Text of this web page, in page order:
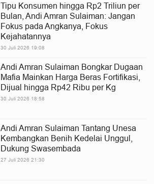
Tipu Konsumen hingga Rp2 Triliun per
Bulan, Andi Amran Sulaiman: Jangan
Fokus pada Angkanya, Fokus
Kejahatannya
30 Juli 2026 19:08
Andi Amran Sulaiman Bongkar Dugaan
Mafia Mainkan Harga Beras Fortifikasi,
Dijual hingga Rp42 Ribu per Kg
30 Juli 2026 18:58
Andi Amran Sulaiman Tantang Unesa
Kembangkan Benih Kedelai Unggul,
Dukung Swasembada
27 Juli 2026 21:30